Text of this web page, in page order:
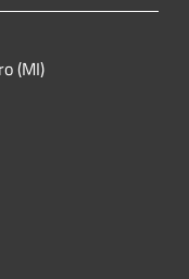
(MI)